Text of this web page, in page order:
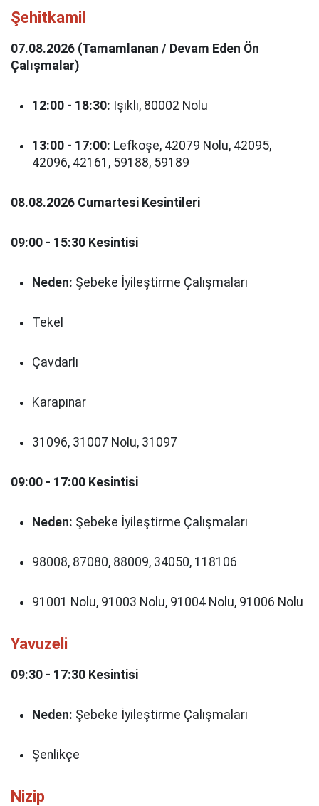
Şehitkamil
07.08.2026 (Tamamlanan / Devam Eden Ön
Çalışmalar)
12:00 - 18:30: Işıklı, 80002 Nolu
13:00 - 17:00: Lefkoşe, 42079 Nolu, 42095,
42096, 42161, 59188, 59189
08.08.2026 Cumartesi Kesintileri
09:00 - 15:30 Kesintisi
Neden: Şebeke İyileştirme Çalışmaları
Tekel
Çavdarlı
Karapınar
31096, 31007 Nolu, 31097
09:00 - 17:00 Kesintisi
Neden: Şebeke İyileştirme Çalışmaları
98008, 87080, 88009, 34050, 118106
91001 Nolu, 91003 Nolu, 91004 Nolu, 91006 Nolu
Yavuzeli
09:30 - 17:30 Kesintisi
Neden: Şebeke İyileştirme Çalışmaları
Şenlikçe
Nizip